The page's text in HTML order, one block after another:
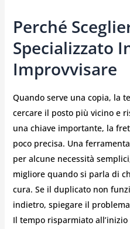
Perché
Specializzato
Improvvisare
Quando serve una copia, la
cercare il posto più vicino e
una chiave importante, la
poco precisa. Una
per alcune necessità
migliore quando si parla di
cura. Se il duplicato non
indietro, spiegare il
Il tempo risparmiato